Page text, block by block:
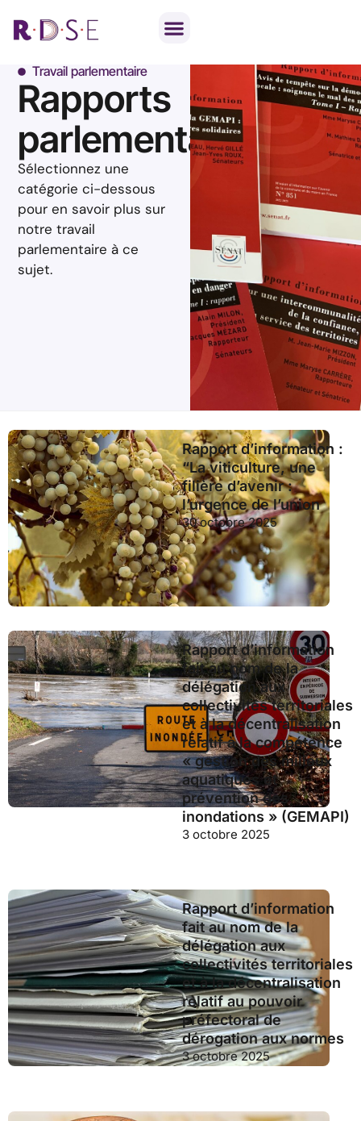
Travail parlementaire
Rapports
parlementaires
Sélectionnez une
catégorie ci-dessous
pour en savoir plus sur
notre travail
parlementaire à ce
sujet.
Rapport d’information :
“La viticulture, une
filière d’avenir :
l’urgence de l’union
30 octobre 2025
Rapport d’information
fait au nom de la
délégation aux
collectivités territoriales
et à la décentralisation
relatif à la compétence
« gestion des milieux
aquatiques et
prévention des
inondations » (GEMAPI)
3 octobre 2025
Rapport d’information
fait au nom de la
délégation aux
collectivités territoriales
et à la décentralisation
relatif au pouvoir
préfectoral de
dérogation aux normes
3 octobre 2025